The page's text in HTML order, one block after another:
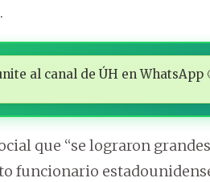
al canal de ÚH en WhatsApp
que “se lograron
funcionario